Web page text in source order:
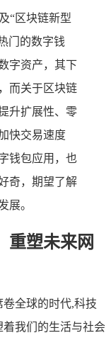
“区块链新型
门的数字钱
字资产，其下
而关于区块链
升扩展性、零
快交易速度
钱包应用，也
奇，期望了解
展。
重塑未来网
全球的时代,科技
我们的生活与社会